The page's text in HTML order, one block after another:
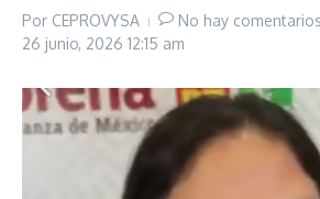
Por CEPROVYSA
No hay comentarios
26 junio, 2026 12:15 am